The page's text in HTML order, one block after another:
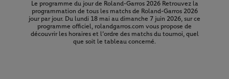
Le programme du jour de Roland-Garros 2026 Retrouvez la
programmation de tous les matchs de Roland-Garros 2026
jour par jour. Du lundi 18 mai au dimanche 7 juin 2026, sur ce
programme officiel, rolandgarros.com vous propose de
découvrir les horaires et l’ordre des matchs du tournoi, quel
que soit le tableau concerné.